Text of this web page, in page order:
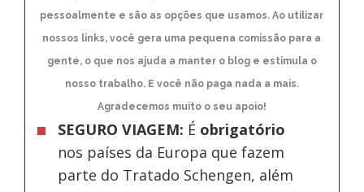
pessoalmente e são as opções que usamos. Ao utilizar
nossos links, você gera uma pequena comissão para a
gente, o que nos ajuda a manter o blog e estimula o
nosso trabalho. E você não paga nada a mais.
Agradecemos muito o seu apoio!
SEGURO VIAGEM: É obrigatório
nos países da Europa que fazem
parte do Tratado Schengen, além